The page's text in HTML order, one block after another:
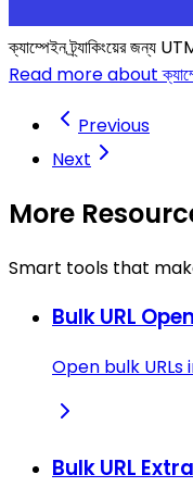
ক্যাম্পেইন ট্র্যাকিংয়ের জন্য UTM
Read more about ক্যাম্পেইন
Previous
Next
More
Smart tools that
Bulk URL
Open bulk
Bulk URL